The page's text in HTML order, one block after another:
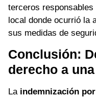
terceros
local donde ocurrió la
sus medidas de
Conclusión:
derecho a
La indemnización